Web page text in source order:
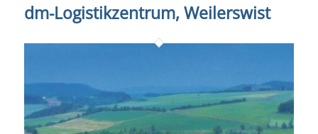
dm-Logistikzentrum, Weilerswist